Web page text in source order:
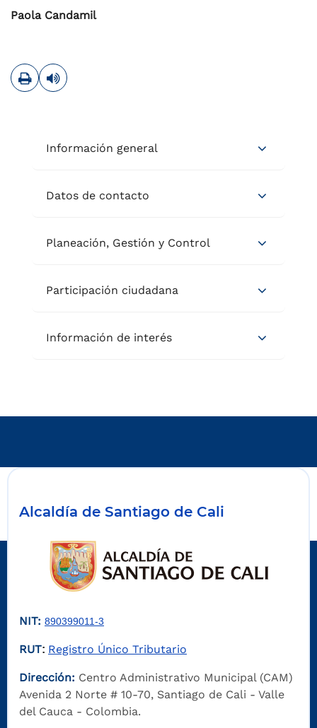
Paola Candamil
ImprimirLeer contenido
Información general
Datos de contacto
Planeación, Gestión y Control
Participación ciudadana
Información de interés
Alcaldía de Santiago de Cali
NIT: 890399011-3
RUT: Registro Único Tributario
Dirección: Centro Administrativo Municipal (CAM)
Avenida 2 Norte # 10-70, Santiago de Cali - Valle
del Cauca - Colombia.